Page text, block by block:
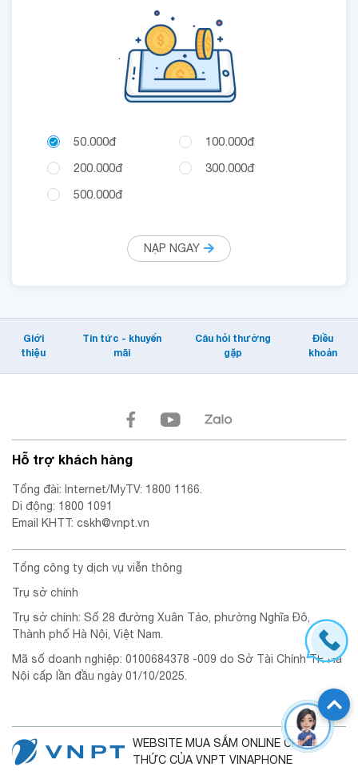
.
50.000đ
100.000đ
200.000đ
300.000đ
500.000đ
NẠP NGAY
Giới
thiệu
Tin tức - khuyến
mãi
Câu hỏi thường
gặp
Điều
khoản
Hỗ trợ khách hàng
Tổng đài: Internet/MyTV: 1800 1166.
Di động: 1800 1091
Email KHTT: cskh@vnpt.vn
Tổng công ty dịch vụ viễn thông
Trụ sở chính
Trụ sở chính: Số 28 đường Xuân Tảo, phường Nghĩa Đô,
Thành phố Hà Nội, Việt Nam.
Mã số doanh nghiệp: 0100684378 -009 do Sở Tài Chính TP. Hà
Nội cấp lần đầu ngày 01/10/2025.
WEBSITE MUA SẮM ONLINE CHÍNH
THỨC CỦA VNPT VINAPHONE